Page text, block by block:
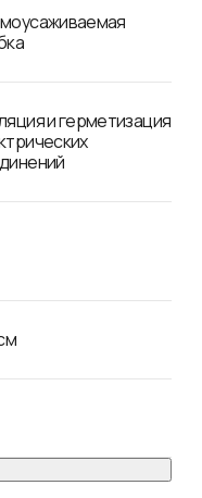
10^14 Ом/см.
и герметизация